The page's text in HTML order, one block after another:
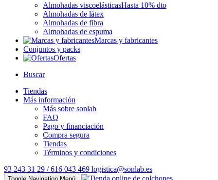
Almohadas viscoelásticasHasta 10% dto
Almohadas de látex
Almohadas de fibra
Almohadas de espuma
Marcas y fabricantes
Conjuntos y packs
Ofertas
Buscar
Tiendas
Más información
Más sobre sonlab
FAQ
Pago y financiación
Compra segura
Tiendas
Términos y condiciones
93 243 31 29 / 616 043 469 logistica@sonlab.es